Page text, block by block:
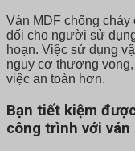
Ván MDF chống cháy
đối cho người sử
hoạn. Việc sử dụng
nguy cơ thương
việc an toàn hơn.
Bạn tiết kiệm
công trình với ván